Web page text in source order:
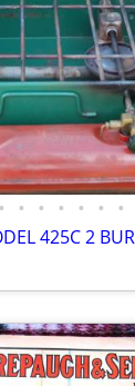
• • • • • • •